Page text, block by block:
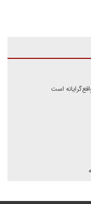
است